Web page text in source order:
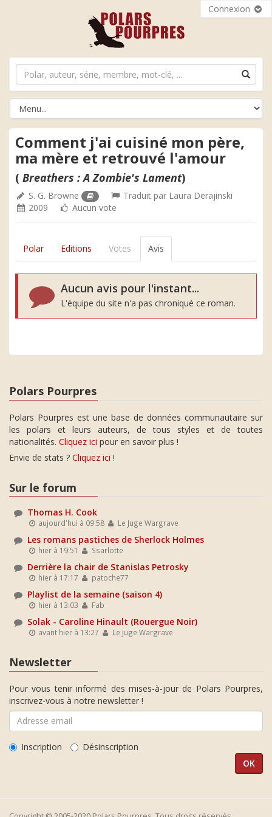
Connexion
Comment j'ai cuisiné mon père,
ma mère et retrouvé l'amour
( Breathers : A Zombie's Lament)
S. G. Browne Traduit par Laura Derajinski
2009
Aucun vote
Polar Editions Votes Avis
Aucun avis pour l'instant...
L'équipe du site n'a pas chroniqué ce roman.
Polars Pourpres
Polars Pourpres est une base de données communautaire sur
les polars et leurs auteurs, de tous styles et de toutes
nationalités. Cliquez ici pour en savoir plus !
Envie de stats ? Cliquez ici !
Sur le forum
Thomas H. Cook
aujourd'hui à 09:58 Le Juge Wargrave
Les romans pastiches de Sherlock Holmes
hier à 19:51 Ssarlotte
Derrière la chair de Stanislas Petrosky
hier à 17:17 patoche77
Playlist de la semaine (saison 4)
hier à 13:03 Fab
Solak - Caroline Hinault (Rouergue Noir)
avant hier à 13:27 Le Juge Wargrave
Newsletter
Pour vous tenir informé des mises-à-jour de Polars Pourpres,
inscrivez-vous à notre newsletter !
Inscription Désinscription